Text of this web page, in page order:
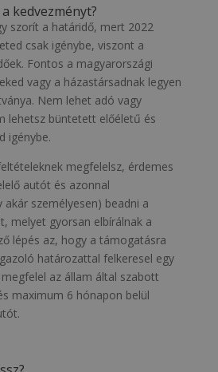
kedvezményt?
szorít a határidő, mert 2022
csak igénybe, viszont a
Fontos a magyarországi
vagy a házastársadnak legyen
Nem lehet adó vagy
lehetsz büntetett előéletű és
igénybe.
megfelelsz, érdemes
autót és azonnal
akár személyesen) beadni a
melyet gyorsan elbírálnak a
lépés az, hogy a támogatásra
határozattal felkeresel egy
az állam által szabott
maximum 6 hónapon belül